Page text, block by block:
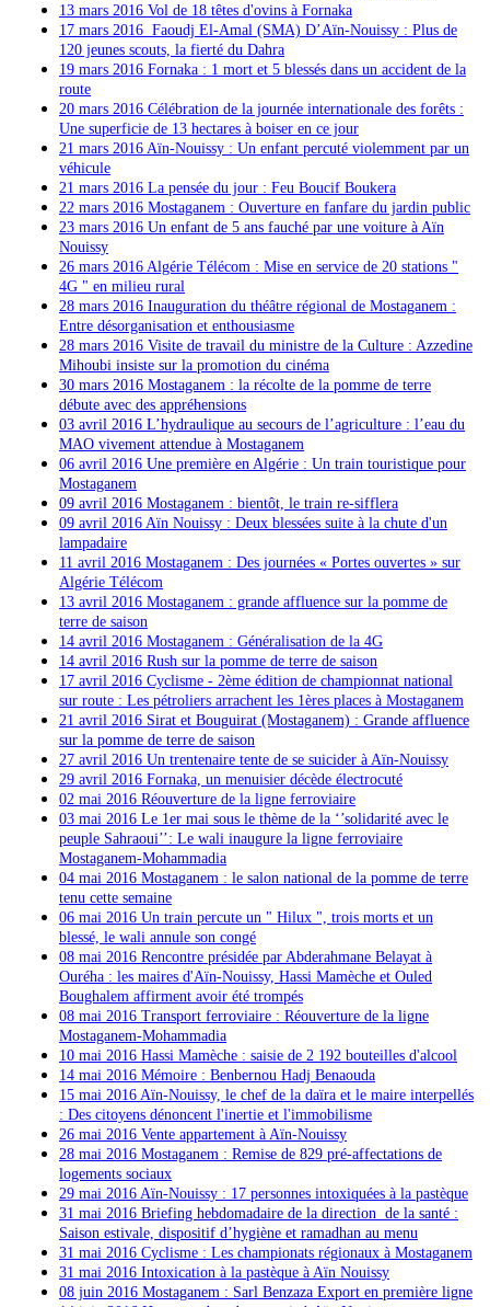
13 mars 2016 Vol de 18 têtes d'ovins à Fornaka
17 mars 2016 Faoudj El-Amal (SMA) D’Aïn-Nouissy : Plus de
120 jeunes scouts, la fierté du Dahra
19 mars 2016 Fornaka : 1 mort et 5 blessés dans un accident de la
route
20 mars 2016 Célébration de la journée internationale des forêts :
Une superficie de 13 hectares à boiser en ce jour
21 mars 2016 Aïn-Nouissy : Un enfant percuté violemment par un
véhicule
21 mars 2016 La pensée du jour : Feu Boucif Boukera
22 mars 2016 Mostaganem : Ouverture en fanfare du jardin public
23 mars 2016 Un enfant de 5 ans fauché par une voiture à Aïn
Nouissy
26 mars 2016 Algérie Télécom : Mise en service de 20 stations "
4G " en milieu rural
28 mars 2016 Inauguration du théâtre régional de Mostaganem :
Entre désorganisation et enthousiasme
28 mars 2016 Visite de travail du ministre de la Culture : Azzedine
Mihoubi insiste sur la promotion du cinéma
30 mars 2016 Mostaganem : la récolte de la pomme de terre
débute avec des appréhensions
03 avril 2016 L’hydraulique au secours de l’agriculture : l’eau du
MAO vivement attendue à Mostaganem
06 avril 2016 Une première en Algérie : Un train touristique pour
Mostaganem
09 avril 2016 Mostaganem : bientôt, le train re-sifflera
09 avril 2016 Aïn Nouissy : Deux blessées suite à la chute d'un
lampadaire
11 avril 2016 Mostaganem : Des journées « Portes ouvertes » sur
Algérie Télécom
13 avril 2016 Mostaganem : grande affluence sur la pomme de
terre de saison
14 avril 2016 Mostaganem : Généralisation de la 4G
14 avril 2016 Rush sur la pomme de terre de saison
17 avril 2016 Cyclisme - 2ème édition de championnat national
sur route : Les pétroliers arrachent les 1ères places à Mostaganem
21 avril 2016 Sirat et Bouguirat (Mostaganem) : Grande affluence
sur la pomme de terre de saison
27 avril 2016 Un trentenaire tente de se suicider à Aïn-Nouissy
29 avril 2016 Fornaka, un menuisier décède électrocuté
02 mai 2016 Réouverture de la ligne ferroviaire
03 mai 2016 Le 1er mai sous le thème de la ‘’solidarité avec le
peuple Sahraoui’’: Le wali inaugure la ligne ferroviaire
Mostaganem-Mohammadia
04 mai 2016 Mostaganem : le salon national de la pomme de terre
tenu cette semaine
06 mai 2016 Un train percute un " Hilux ", trois morts et un
blessé, le wali annule son congé
08 mai 2016 Rencontre présidée par Abderahmane Belayat à
Ouréha : les maires d'Aïn-Nouissy, Hassi Mamèche et Ouled
Boughalem affirment avoir été trompés
08 mai 2016 Transport ferroviaire : Réouverture de la ligne
Mostaganem-Mohammadia
10 mai 2016 Hassi Mamèche : saisie de 2 192 bouteilles d'alcool
14 mai 2016 Mémoire : Benbernou Hadj Benaouda
15 mai 2016 Aïn-Nouissy, le chef de la daïra et le maire interpellés
: Des citoyens dénoncent l'inertie et l'immobilisme
26 mai 2016 Vente appartement à Aïn-Nouissy
28 mai 2016 Mostaganem : Remise de 829 pré-affectations de
logements sociaux
29 mai 2016 Aïn-Nouissy : 17 personnes intoxiquées à la pastèque
31 mai 2016 Briefing hebdomadaire de la direction de la santé :
Saison estivale, dispositif d’hygiène et ramadhan au menu
31 mai 2016 Cyclisme : Les championats régionaux à Mostaganem
31 mai 2016 Intoxication à la pastèque à Aïn Nouissy
08 juin 2016 Mostaganem : Sarl Benzaza Export en première ligne